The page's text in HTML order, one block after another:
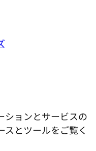
ションとサービスの
とツールをご覧く